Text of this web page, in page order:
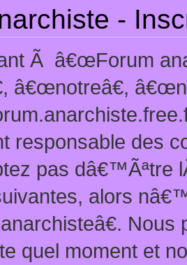
-
Ã â€œForum
â€œnotreâ€,
responsable des
pas dâ€™Ãªtre
alors
quel moment et